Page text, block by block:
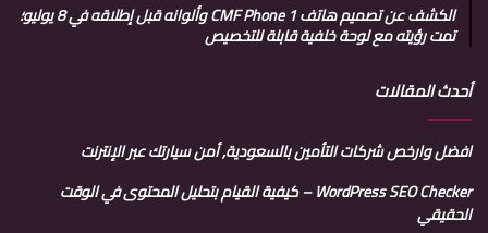
الكشف عن تصميم هاتف CMF Phone 1 وألوانه قبل إطلاقه في 8 يوليو؛
تمت رؤيته مع لوحة خلفية قابلة للتخصيص
أحدث المقالات
افضل وارخص شركات التأمين بالسعودية, أمن سيارتك عبر الإنترنت
WordPress SEO Checker – كيفية القيام بتحليل المحتوى في الوقت
الحقيقي